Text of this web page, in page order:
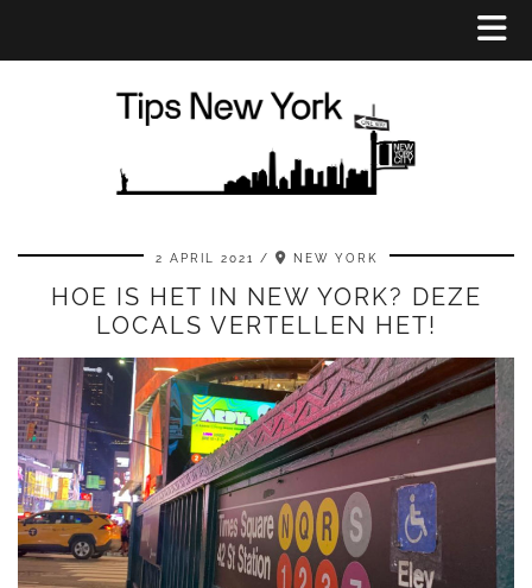
2 APRIL 2021 NEW YORK
HOE IS HET IN NEW YORK? DEZE
LOCALS VERTELLEN HET!